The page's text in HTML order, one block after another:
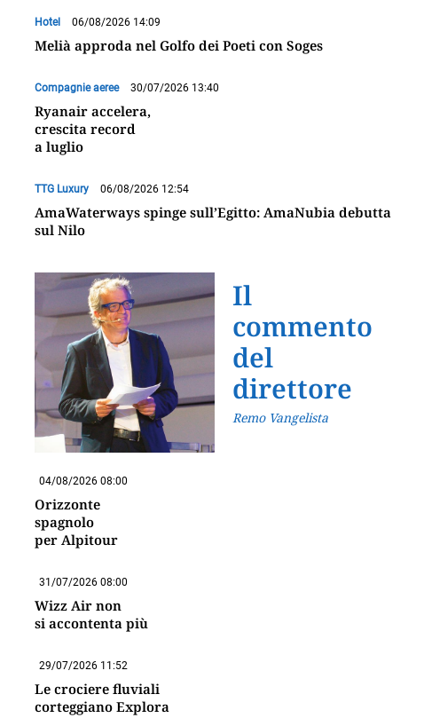
Hotel 06/08/2026 14:09
Melià approda nel Golfo dei Poeti con Soges
Compagnie aeree 30/07/2026 13:40
Ryanair accelera,
crescita record
a luglio
TTG Luxury 06/08/2026 12:54
AmaWaterways spinge sull’Egitto: AmaNubia debutta
sul Nilo
Il
commento
del
direttore
Remo Vangelista
04/08/2026 08:00
Orizzonte
spagnolo
per Alpitour
31/07/2026 08:00
Wizz Air non
si accontenta più
29/07/2026 11:52
Le crociere fluviali
corteggiano Explora